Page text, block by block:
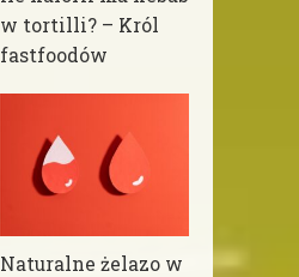
w tortilli? – Król
fastfoodów
Naturalne żelazo w